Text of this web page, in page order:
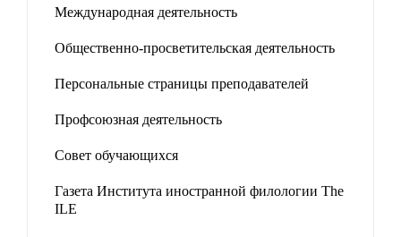
Международная деятельность
Общественно-просветительская деятельность
Персональные страницы преподавателей
Профсоюзная деятельность
Совет обучающихся
Газета Института иностранной филологии The
ILE